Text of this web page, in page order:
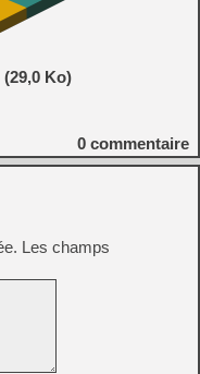
(29,0 Ko)
0 commentaire
Les champs